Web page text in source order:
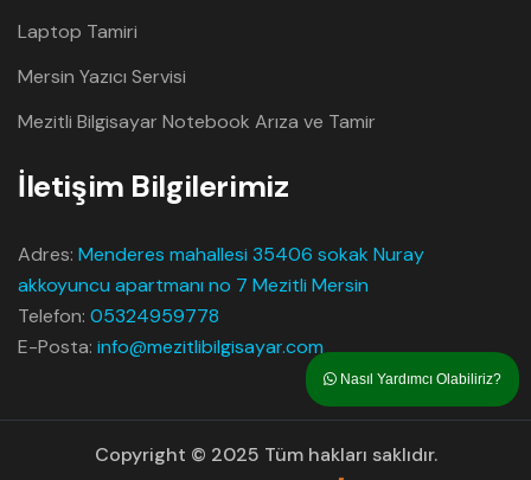
Laptop Tamiri
Mersin Yazıcı Servisi
Mezitli Bilgisayar Notebook Arıza ve Tamir
İletişim Bilgilerimiz
Adres: Menderes mahallesi 35406 sokak Nuray
akkoyuncu apartmanı no 7 Mezitli Mersin
Telefon: 05324959778
E-Posta: info@mezitlibilgisayar.com
Copyright © 2025 Tüm hakları saklıdır.
Nasıl Yardımcı Olabiliriz?